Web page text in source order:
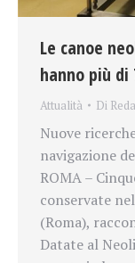
Le canoe
hanno più di
Attualità Di
Nuove
navigazione
ROMA –
conservate
(Roma),
Datate al